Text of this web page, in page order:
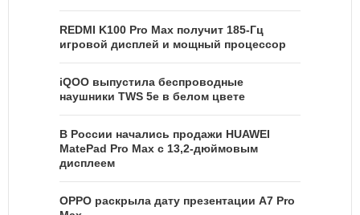
REDMI K100 Pro Max получит 185-Гц
игровой дисплей и мощный процессор
iQOO выпустила беспроводные
наушники TWS 5e в белом цвете
В России начались продажи HUAWEI
MatePad Pro Max с 13,2-дюймовым
дисплеем
OPPO раскрыла дату презентации A7 Pro